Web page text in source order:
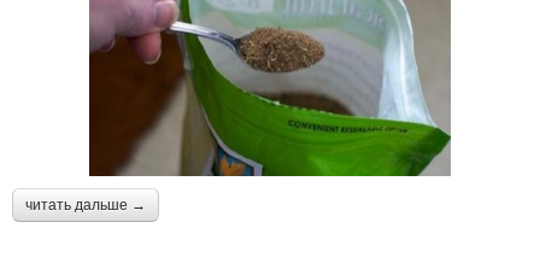
читать дальше →